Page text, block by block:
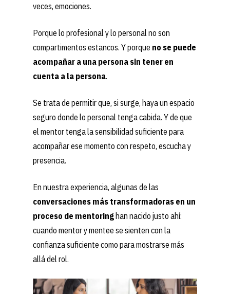
veces, emociones.
Porque lo profesional y lo personal no son
compartimentos estancos. Y porque no se puede
acompañar a una persona sin tener en
cuenta a la persona.
Se trata de permitir que, si surge, haya un espacio
seguro donde lo personal tenga cabida. Y de que
el mentor tenga la sensibilidad suficiente para
acompañar ese momento con respeto, escucha y
presencia.
En nuestra experiencia, algunas de las
conversaciones más transformadoras en un
proceso de mentoringhan nacido justo ahí:
cuando mentor y mentee se sienten con la
confianza suficiente como para mostrarse más
allá del rol.
T: (+34) 910001268
E: info@be-up.es